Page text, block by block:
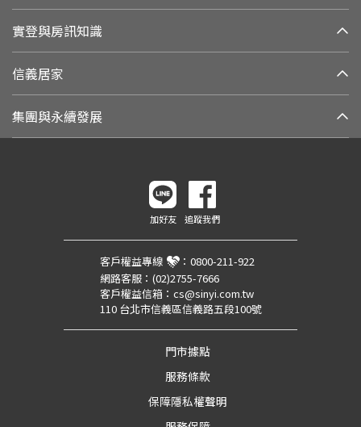
實登與房訊知識
信義居家
集團與永續發展
加好友 追蹤我們
客戶權益專線 ： 0800-211-922
網路客服： (02)2755-7666
客戶權益信箱： cs@sinyi.com.tw
110 台北市信義區信義路五段100號
門市據點
服務條款
保障隱私權聲明